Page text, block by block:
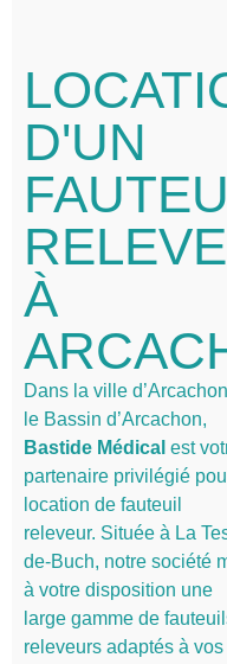
D'UN
À
Dans la ville
le Bassin d’Arcachon,
Bastide Médical est
partenaire privilégié
location de fauteuil
releveur. Située à La
de-Buch, notre société
à votre disposition une
large gamme de
releveurs adaptés à vos